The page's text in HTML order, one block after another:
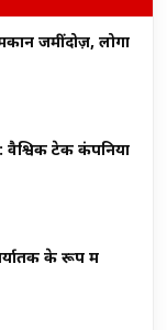
जमींदोज़, लोगों
वैश्विक टेक कंपनियों
के रूप में